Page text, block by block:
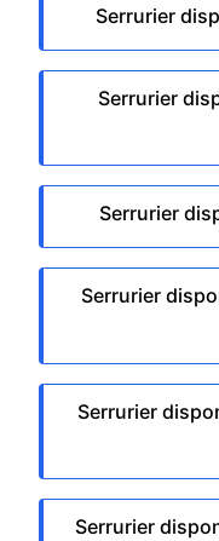
Serrurier
Serrurier
Serrurier
Serrurier
Serrurier
Serrurier